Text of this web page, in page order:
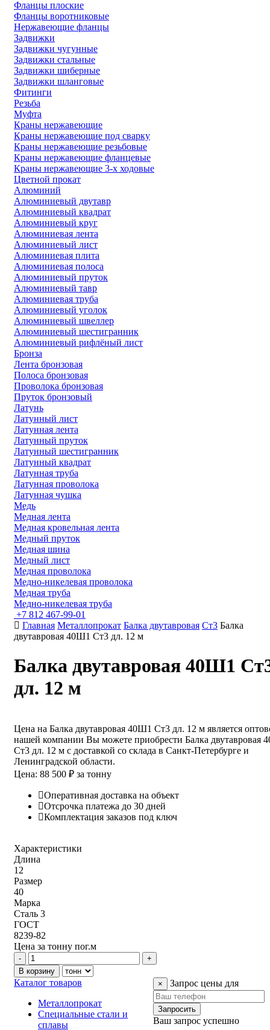
Фланцы плоские
Фланцы воротниковые
Нержавеющие фланцы
Задвижки
Задвижки чугунные
Задвижки стальные
Задвижки шиберные
Задвижки шланговые
Фитинги
Резьба
Муфта
Краны нержавеющие
Краны нержавеющие под сварку
Краны нержавеющие резьбовые
Краны нержавеющие фланцевые
Краны нержавеющие 3-х ходовые
Цветной прокат
Алюминий
Алюминиевый двутавр
Алюминиевый квадрат
Алюминиевый круг
Алюминиевая лента
Алюминиевый лист
Алюминиевая плита
Алюминиевая полоса
Алюминиевый пруток
Алюминиевый тавр
Алюминиевая труба
Алюминиевый уголок
Алюминиевый швеллер
Алюминиевый шестигранник
Алюминиевый рифлёный лист
Бронза
Лента бронзовая
Полоса бронзовая
Проволока бронзовая
Пруток бронзовый
Латунь
Латунный лист
Латунная лента
Латунный пруток
Латунный шестигранник
Латунный квадрат
Латунная труба
Латунная проволока
Латунная чушка
Медь
Медная лента
Медная кровельная лента
Медный пруток
Медная шина
Медный лист
Медная проволока
Медно-никелевая проволока
Медная труба
Медно-никелевая труба
+7 812 467-99-01
Главная Металлопрокат Балка двутавровая Ст3 Балка
двутавровая 40Ш1 Cт3 дл. 12 м
Балка двутавровая 40Ш1
дл. 12 м
Цена на Балка двутавровая 40Ш1 Cт3 дл. 12 м является
нашей компании Вы можете приобрести Балка двутавровая
Cт3 дл. 12 м с доставкой со склада в Санкт-Петербурге и
Ленинградской области.
Цена: 88 500 ₽ за тонну
Оперативная доставка на объект
Отсрочка платежа до 30 дней
Комплектация заказов под ключ
Характеристики
Длина
12
Размер
40
Марка
Сталь 3
ГОСТ
8239-82
Цена за тонну пог.м
Каталог товаров
Металлопрокат
Специальные стали и
сплавы
× Запрос цены для
Запросить
Ваш запрос успешно